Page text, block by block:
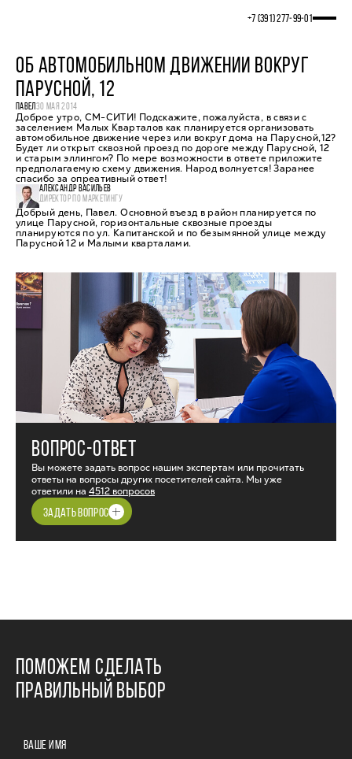
+7 (391) 277‒99‒01
ОБ АВТОМОБИЛЬНОМ ДВИЖЕНИИ ВОКРУГ
ПАРУСНОЙ, 12
ПАВЕЛ 30 МАЯ 2014
Доброе утро, СМ-СИТИ! Подскажите, пожалуйста, в связи с
заселением Малых Кварталов как планируется организовать
автомобильное движение через или вокруг дома на Парусной,12?
Будет ли открыт сквозной проезд по дороге между Парусной, 12
и старым эллингом? По мере возможности в ответе приложите
предполагаемую схему движения. Народ волнуется! Заранее
спасибо за опреативный ответ!
АЛЕКСАНДР ВАСИЛЬЕВ
ДИРЕКТОР ПО МАРКЕТИНГУ
Добрый день, Павел. Основной въезд в район планируется по
улице Парусной, горизонтальные сквозные проезды
планируются по ул. Капитанской и по безымянной улице между
Парусной 12 и Малыми кварталами.
ВОПРОС-ОТВЕТ
Вы можете задать вопрос нашим экспертам или прочитать
ответы на вопросы других посетителей сайта. Мы уже
ответили на 4512 вопросов
ЗАДАТЬ ВОПРОС
ПОМОЖЕМ СДЕЛАТЬ
ПРАВИЛЬНЫЙ ВЫБОР
ВАШЕ ИМЯ